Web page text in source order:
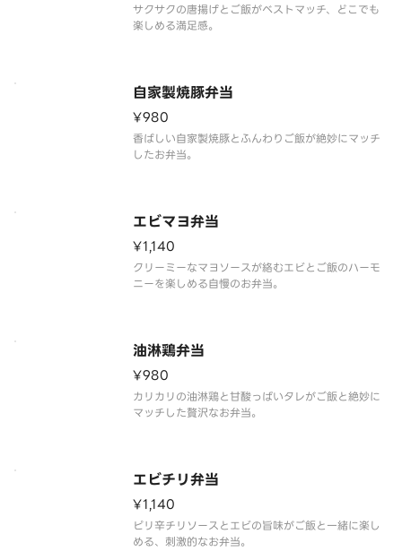
サクサクの唐揚げとご飯がベストマッチ、どこでも
楽しめる満足感。
自家製焼豚弁当
¥980
香ばしい自家製焼豚とふんわりご飯が絶妙にマッチ
したお弁当。
エビマヨ弁当
¥1,140
クリーミーなマヨソースが絡むエビとご飯のハーモ
ニーを楽しめる自慢のお弁当。
油淋鶏弁当
¥980
カリカリの油淋鶏と甘酸っぱいタレがご飯と絶妙に
マッチした贅沢なお弁当。
エビチリ弁当
¥1,140
ピリ辛チリソースとエビの旨味がご飯と一緒に楽し
める、刺激的なお弁当。